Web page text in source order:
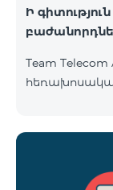
Ի
Team
համարվելու